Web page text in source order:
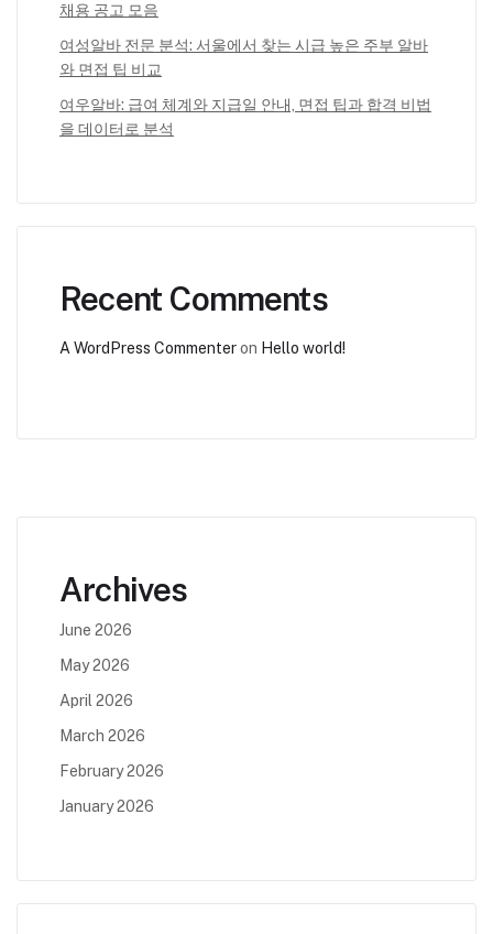
채용 공고 모음
여성알바 전문 분석: 서울에서 찾는 시급 높은 주부 알바
와 면접 팁 비교
여우알바: 급여 체계와 지급일 안내, 면접 팁과 합격 비법
을 데이터로 분석
Recent Comments
A WordPress Commenteron Hello world!
Archives
June 2026
May 2026
April 2026
March 2026
February 2026
January 2026